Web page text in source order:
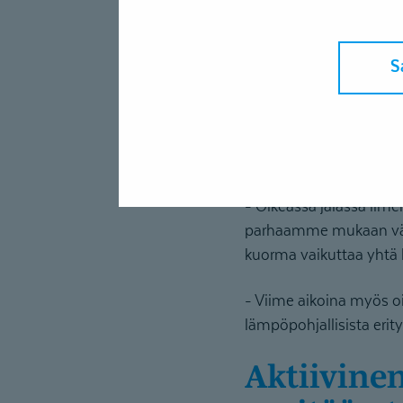
tekeminen keskittyy
- Oikeassa jalassa
parhaamme mukaan
kuorma vaikuttaa yhtä
- Viime aikoina myös
lämpöpohjallisista
Aktiivinen vapaa-aika on tärkeää ja sitä